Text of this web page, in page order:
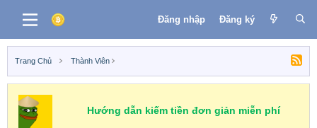
Đăng nhập Đăng ký
Trang Chủ Thành Viên
Hướng dẫn kiếm tiền đơn giản miễn phí